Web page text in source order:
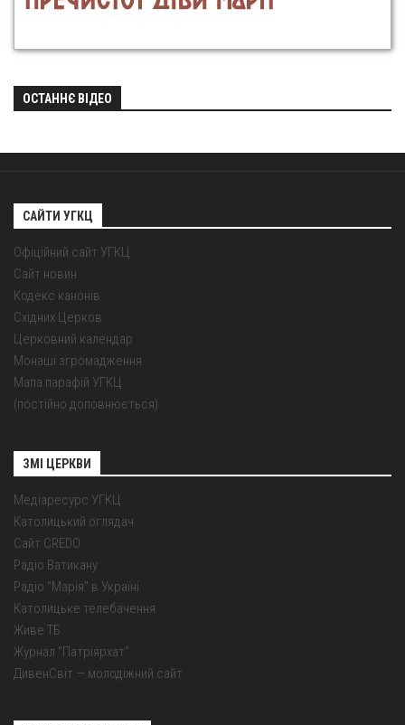
ОСТАННЄ ВІДЕО
САЙТИ УГКЦ
Офіційний сайт УГКЦ
Сайт новин
Кодекс канонів
Східних Церков
Церковний календар
Монаші згромадження
Мапа парафій УГКЦ
(постійно доповнюється)
ЗМІ ЦЕРКВИ
Медіаресурс УГКЦ
Католицький оглядач
Сайт CREDO
Радіо Ватикану
Радіо "Марія" в Україні
Католицьке телебачення
Живе ТБ
Журнал "Патріярхат"
ДивенСвіт — молодіжний сайт